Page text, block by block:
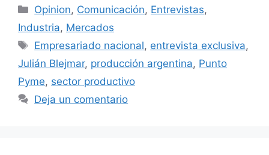
Opinion, Comunicación, Entrevistas,
Industria, Mercados
Empresariado nacional, entrevista exclusiva,
Julián Blejmar, producción argentina, Punto
Pyme, sector productivo
Deja un comentario